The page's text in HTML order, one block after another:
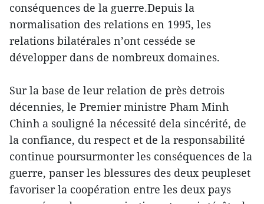
conséquences de la guerre.Depuis la
normalisation des relations en 1995, les
relations bilatérales n’ont cesséde se
développer dans de nombreux domaines.
Sur la base de leur relation de près detrois
décennies, le Premier ministre Pham Minh
Chinh a souligné la nécessité dela sincérité, de
la confiance, du respect et de la responsabilité
continue poursurmonter les conséquences de la
guerre, panser les blessures des deux peupleset
favoriser la coopération entre les deux pays